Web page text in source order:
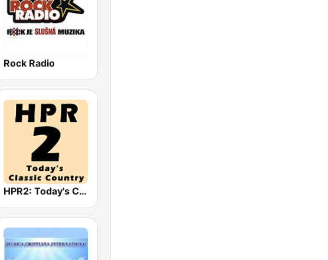
Rock Radio
HPR2: Today's Classic Country